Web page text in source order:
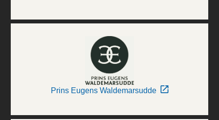
Prins Eugens Waldemarsudde